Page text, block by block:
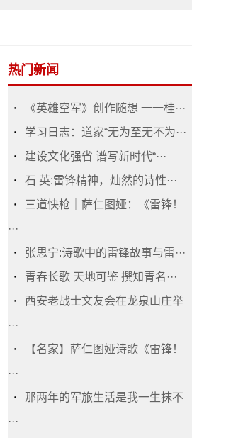
热门新闻
《英雄空军》创作随想 一一桂···
学习日志：道家“无为至无不为···
建设文化强省 谱写新时代“···
石 英:雷锋精神，灿然的诗性···
三道快枪｜萨仁图娅：《雷锋！
···
张思宁:诗歌中的雷锋故事与雷···
青春长歌 天地可鉴 撰知青名···
西安老战士文友会在龙泉山庄举
···
【名家】萨仁图娅诗歌《雷锋！
···
那两年的军旅生活是我一生抹不
···